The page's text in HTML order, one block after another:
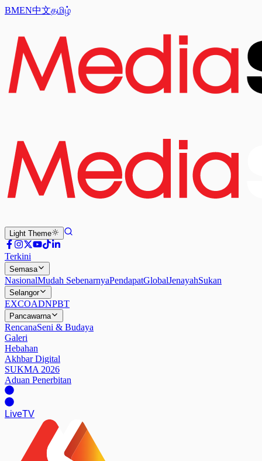
BMEN中文தமிழ்
Light Theme
Terkini
Semasa
NasionalMudah SebenarnyaPendapatGlobalJenayahSukan
Selangor
EXCOADNPBT
Pancawarna
RencanaSeni & Budaya
Galeri
Hebahan
Akhbar Digital
SUKMA 2026
Aduan Penerbitan
LiveTV